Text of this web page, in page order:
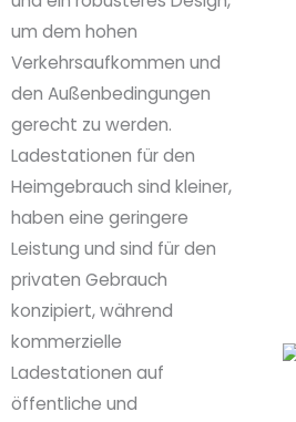
um dem hohen
Verkehrsaufkommen und
den Außenbedingungen
gerecht zu werden.
Ladestationen für den
Heimgebrauch sind kleiner,
haben eine geringere
Leistung und sind für den
privaten Gebrauch
konzipiert, während
kommerzielle
Ladestationen auf
öffentliche und